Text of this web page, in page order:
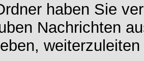
haben Sie
Nachrichten